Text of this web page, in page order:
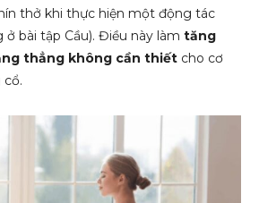
thở khi thực hiện một động tác
bài tập Cầu). Điều này làm tăng
thẳng không cần thiết cho cơ
cổ.